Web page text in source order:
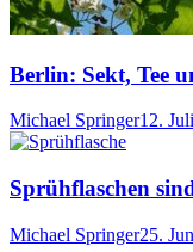
Berlin: Sekt, Tee
Michael Springer12.
Sprühflaschen
Michael Springer25.